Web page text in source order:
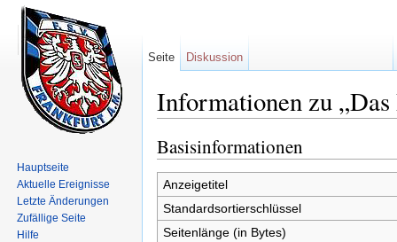
Informationen zu „Das
Basisinformationen
Anzeigetitel
Standardsortierschlüssel
Seitenlänge (in Bytes)
Seite Diskussion
Hauptseite
Aktuelle Ereignisse
Letzte Änderungen
Zufällige Seite
Hilfe